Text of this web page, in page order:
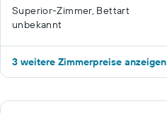
Superior-Zimmer, Bettart
unbekannt
3 weitere Zimmerpreise anzeigen